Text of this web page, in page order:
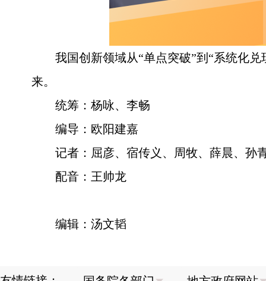
我国创新领域从“单点突破”到“系统化
来。
统筹：杨咏、李畅
编导：欧阳建嘉
记者：屈彦、宿传义、周牧、薛晨、孙
配音：王帅龙
编辑：汤文韬